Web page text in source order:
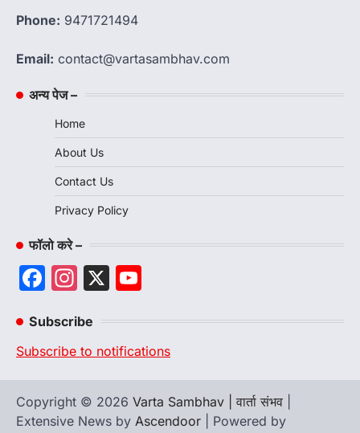
Phone: 9471721494
Email: contact@vartasambhav.com
अन्य पेज –
Home
About Us
Contact Us
Privacy Policy
फॉलो करे –
Facebook
Instagram
X
Subscribe
Subscribe to notifications
Copyright © 2026 Varta Sambhav | वार्ता संभव
Extensive News by Ascendoor | Powered by